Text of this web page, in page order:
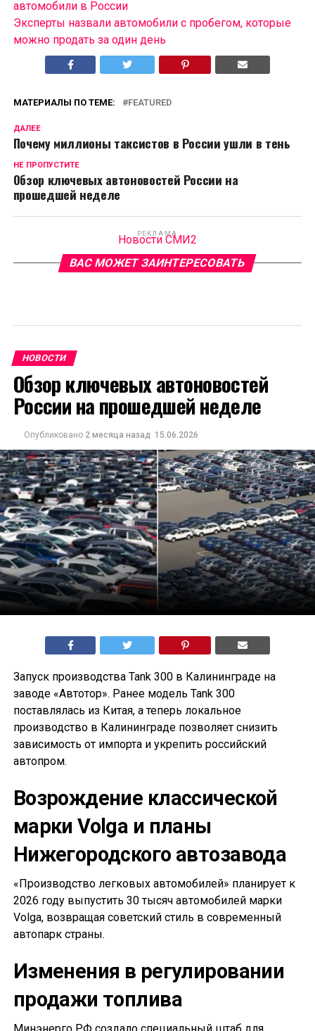
автомобили в России
Эксперты назвали автомобили с пробегом, которые
можно продать за один день
МАТЕРИАЛЫ ПО ТЕМЕ: FEATURED
ДАЛЕЕ
Почему миллионы таксистов в России ушли в тень
НЕ ПРОПУСТИТЕ
Обзор ключевых автоновостей России на
прошедшей неделе
РЕКЛАМА
Новости СМИ2
ВАС МОЖЕТ ЗАИНТЕРЕСОВАТЬ
НОВОСТИ
Обзор ключевых автоновостей
России на прошедшей неделе
Опубликовано 2 месяца назад 15.06.2026
Запуск производства Tank 300 в Калининграде на
заводе «Автотор». Ранее модель Tank 300
поставлялась из Китая, а теперь локальное
производство в Калининграде позволяет снизить
зависимость от импорта и укрепить российский
автопром.
Возрождение классической
марки Volga и планы
Нижегородского автозавода
«Производство легковых автомобилей» планирует к
2026 году выпустить 30 тысяч автомобилей марки
Volga, возвращая советский стиль в современный
автопарк страны.
Изменения в регулировании
продажи топлива